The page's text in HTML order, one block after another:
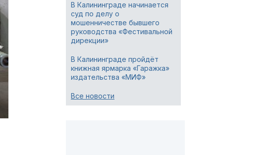
В Калининграде начинается
суд по делу о
мошенничестве бывшего
руководства «Фестивальной
дирекции»
В Калининграде пройдёт
книжная ярмарка «Гаражка»
издательства «МИФ»
Все новости